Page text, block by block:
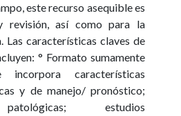
este recurso asequible es
revisión, así como para la
Las características claves de
° Formato sumamente
incorpora características
y de manejo/ pronóstico;
estudios